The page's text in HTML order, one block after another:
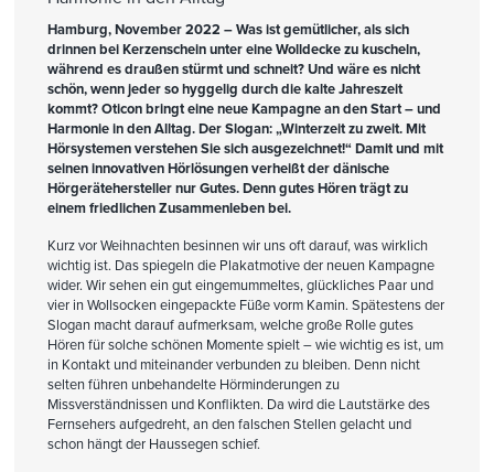
Hamburg, November 2022 – Was ist gemütlicher, als sich
drinnen bei Kerzenschein unter eine Wolldecke zu kuscheln,
während es draußen stürmt und schneit? Und wäre es nicht
schön, wenn jeder so hyggelig durch die kalte Jahreszeit
kommt? Oticon bringt eine neue Kampagne an den Start – und
Harmonie in den Alltag. Der Slogan: „Winterzeit zu zweit. Mit
Hörsystemen verstehen Sie sich ausgezeichnet!“ Damit und mit
seinen innovativen Hörlösungen verheißt der dänische
Hörgerätehersteller nur Gutes. Denn gutes Hören trägt zu
einem friedlichen Zusammenleben bei.
Kurz vor Weihnachten besinnen wir uns oft darauf, was wirklich
wichtig ist. Das spiegeln die Plakatmotive der neuen Kampagne
wider. Wir sehen ein gut eingemummeltes, glückliches Paar und
vier in Wollsocken eingepackte Füße vorm Kamin. Spätestens der
Slogan macht darauf aufmerksam, welche große Rolle gutes
Hören für solche schönen Momente spielt – wie wichtig es ist, um
in Kontakt und miteinander verbunden zu bleiben. Denn nicht
selten führen unbehandelte Hörminderungen zu
Missverständnissen und Konflikten. Da wird die Lautstärke des
Fernsehers aufgedreht, an den falschen Stellen gelacht und
schon hängt der Haussegen schief.